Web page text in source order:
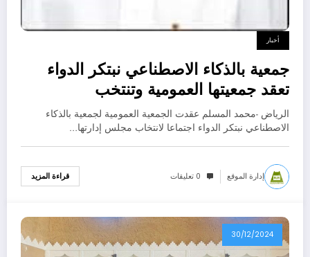
أخبار
جمعية بالذكاء الاصطناعي نبتكر الدواء
تعقد جمعيتها العمومية وتنتخب
“الرحيمي” رئيسًا
الرياض -محمد المسلم عقدت الجمعية العمومية لجمعية بالذكاء
الاصطناعي نبتكر الدواء اجتماعا لانتخاب مجلس إدارتها…
إدارة الموقع 0 تعليقات قراءة المزيد
30/12/2024